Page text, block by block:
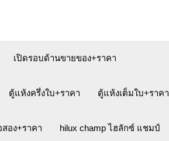
เปิดรอบด้านขายของ+ราคา
ตู้แห้งครึ่งใบ+ราคา ตู้แห้งเต็มใบ+ราคา
อง+ราคา hilux champ ไฮลักซ์ แชมป์